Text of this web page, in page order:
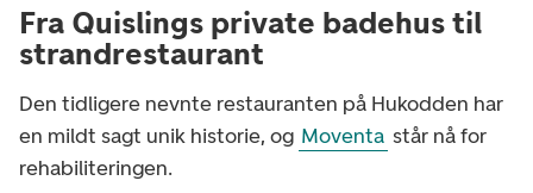
Fra Quislings private badehus til
strandrestaurant
Den tidligere nevnte restauranten på Hukodden har
en mildt sagt unik historie, og Moventa står nå for
rehabiliteringen.